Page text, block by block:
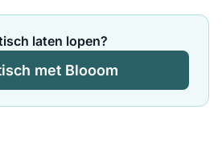
laten lopen?
met Blooom